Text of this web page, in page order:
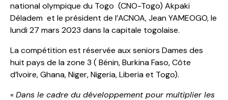
national olympique du Togo (CNO-Togo) Akpaki
Déladem et le président de l’ACNOA, Jean YAMEOGO, le
lundi 27 mars 2023 dans la capitale togolaise.
La compétition est réservée aux seniors Dames des
huit pays de la zone 3 ( Bénin, Burkina Faso, Côte
d’Ivoire, Ghana, Niger, Nigeria, Liberia et Togo).
«Dans le cadre du développement pour multiplier les